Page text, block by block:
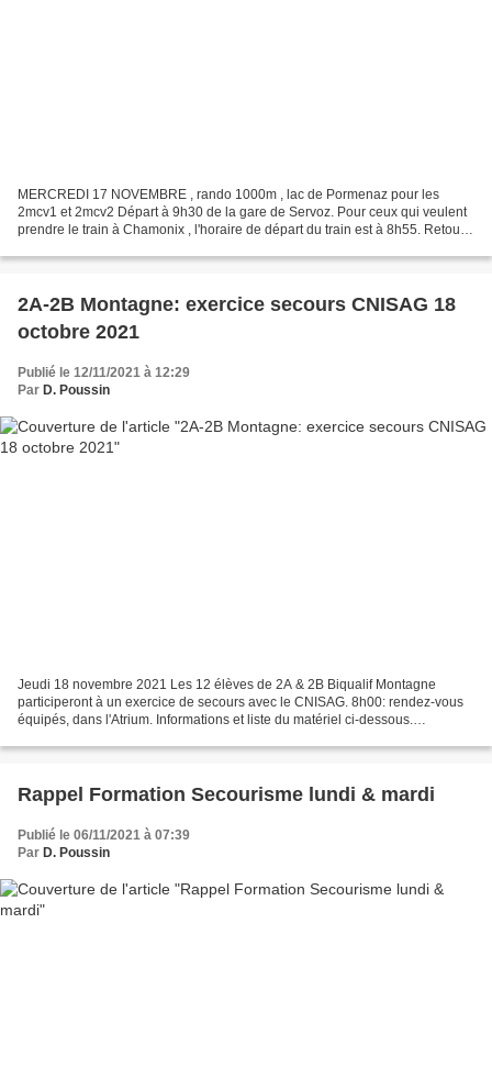
MERCREDI 17 NOVEMBRE , rando 1000m , lac de Pormenaz pour les
2mcv1 et 2mcv2 Départ à 9h30 de la gare de Servoz. Pour ceux qui veulent
prendre le train à Chamonix , l'horaire de départ du train est à 8h55. Retour
2A-2B Montagne: exercice secours CNISAG 18
octobre 2021
Publié le 12/11/2021 à 12:29
Par D. Poussin
Jeudi 18 novembre 2021 Les 12 élèves de 2A & 2B Biqualif Montagne
participeront à un exercice de secours avec le CNISAG. 8h00: rendez-vous
équipés, dans l'Atrium. Informations et liste du matériel ci-dessous.
Rappel Formation Secourisme lundi & mardi
Publié le 06/11/2021 à 07:39
Par D. Poussin